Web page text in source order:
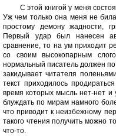
С этой книгой у меня
Уж чем только она меня не
простому демону жадности,
Первый удар был нанесен
сравнение, то на ум приходит
со своим высокопарным
нормальный писатель должен
закидывает читателя
текст приходилось
время которых мысль нет-нет и
блуждать по мирам намного
что приводит к неизбежному
такого чтения получить можно
что-то.